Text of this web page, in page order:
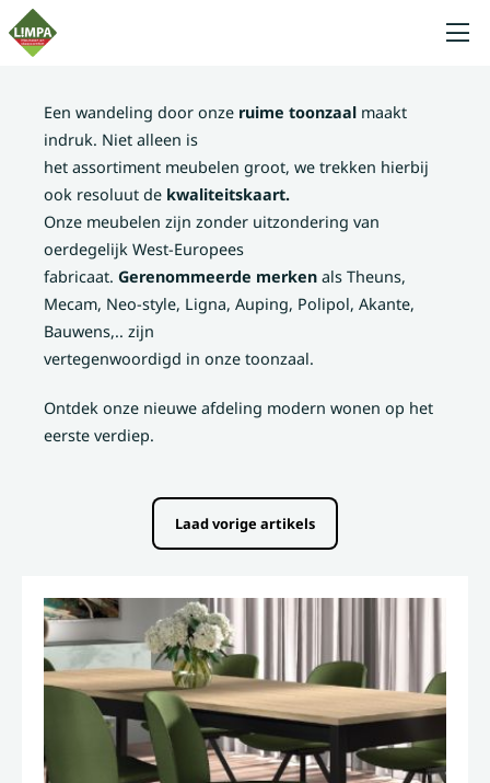
Een wandeling door onze ruime toonzaal maakt
indruk. Niet alleen is
het assortiment meubelen groot, we trekken hierbij
ook resoluut de kwaliteitskaart.
Onze meubelen zijn zonder uitzondering van
oerdegelijk West-Europees
fabricaat. Gerenommeerde merken als Theuns,
Mecam, Neo-style, Ligna, Auping, Polipol, Akante,
Bauwens,.. zijn
vertegenwoordigd in onze toonzaal.
Ontdek onze nieuwe afdeling modern wonen op het
eerste verdiep.
Laad vorige artikels